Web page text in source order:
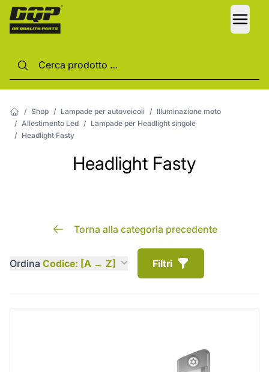
/ Shop / Lampade per autoveicoli / Illuminazione moto
/ Allestimento Led / Lampade per Headlight singole
/ Headlight Fasty
Headlight Fasty
Torna alla categoria precedente
Ordina Codice: [A → Z] Filtri